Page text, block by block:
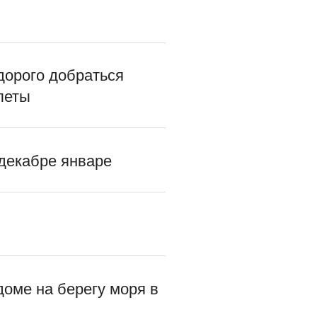
добраться
январе
на берегу моря в